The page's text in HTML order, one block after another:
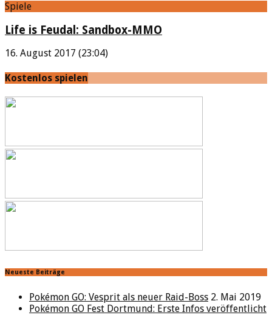
Spiele
Life is Feudal: Sandbox-MMO
16. August 2017 (23:04)
Kostenlos spielen
Neueste Beiträge
Pokémon GO: Vesprit als neuer Raid-Boss 2. Mai 2019
Pokémon GO Fest Dortmund: Erste Infos veröffentlicht